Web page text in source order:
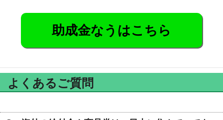
助成金なうはこちら
よくあるご質問